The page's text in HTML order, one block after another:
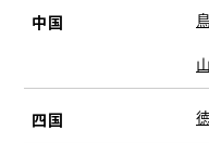
中国
四国